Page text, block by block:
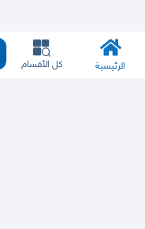
الرئيسية كل الأقسام